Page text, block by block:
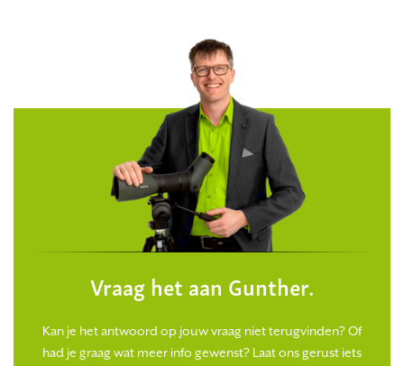
Vraag het aan Gunther.
Kan je het antwoord op jouw vraag niet terugvinden? Of
had je graag wat meer info gewenst? Laat ons gerust iets